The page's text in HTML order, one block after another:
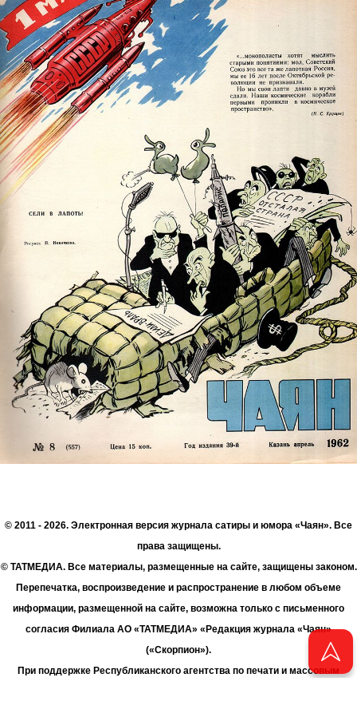
© 2011 - 2026. Электронная версия журнала сатиры и юмора «Чаян». Все
права защищены.
© ТАТМЕДИА. Все материалы, размещенные на сайте, защищены законом.
Перепечатка, воспроизведение и распространение в любом объеме
информации, размещенной на сайте, возможна только с письменного
согласия Филиала АО «ТАТМЕДИА» «Редакция журнала «Чаян»
(«Скорпион»).
При поддержке Республиканского агентства по печати и массовым